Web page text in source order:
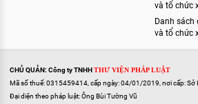
và tổ chức
Danh sách
và tổ chức
CHỦ QUẢN: Công ty TNHHTHƯ VIỆN PHÁP LUẬT
Mã số thuế: 0315459414, cấp ngày: 04/01/2019, nơi cấp: Sở
Đại diện theo pháp luật: Ông Bùi Tường Vũ